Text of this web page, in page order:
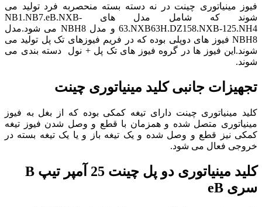
فیوز مینیاتوری چینت در نه دسته بسته منحصربه فرد تولید می
شوند که شامل مدل های NB1.NB7.eB.NXB-
63.NXB63H.DZ158.NXB-125.NH4 و مدل NBH8 می شود.مدل
NBH8 فیوز های دوپلی بوده که در فریم فیوزهای تک پل تولید می
شوند.این فیوز ها در گروه فیوز های تک پل + نول دسته بندی می
شوند.
تجهیزات جانبی کلید مینیاتوری چینت
کلید مینیاتوری چینت دارای تیغه کمکی بوده که از بغل به فیوز
مینیاتوری متصل شده و همزمان با قطع و وصل شدن فیوز تیغه
کمکی نیز قطع و وصل شده و یک تیغه باز و یا یک تیغه بسته در
خروجی فعال می شود.
کلید مینیاتوری دو پل چینت 25 آمپر تیپ B
سری eB